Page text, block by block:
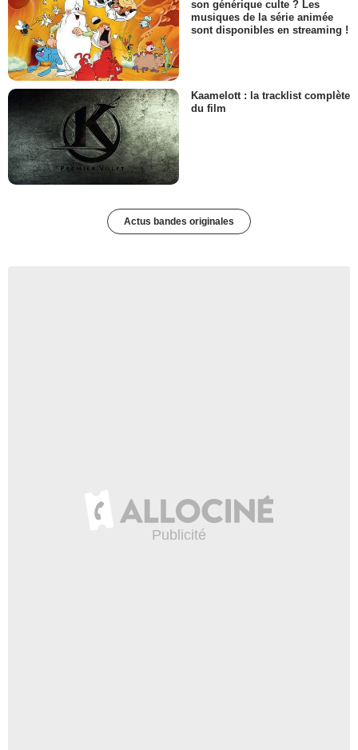
son générique culte ? Les
musiques de la série animée
sont disponibles en streaming !
Kaamelott : la tracklist complète
du film
Actus bandes originales